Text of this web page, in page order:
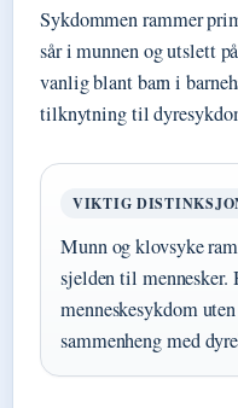
Sykdommen rammer
sår i munnen og utslett
vanlig blant barn i
tilknytning til
VIKTIG
Munn og klovsyke
sjelden til mennesker.
menneskesykdom
sammenheng med